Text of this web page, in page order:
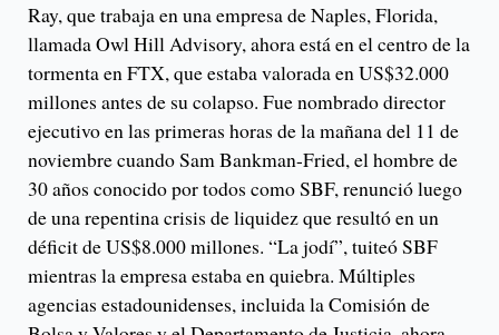
Ray, que trabaja en una empresa de Naples, Florida,
llamada Owl Hill Advisory, ahora está en el centro de la
tormenta en FTX, que estaba valorada en US$32.000
millones antes de su colapso. Fue nombrado director
ejecutivo en las primeras horas de la mañana del 11 de
noviembre cuando Sam Bankman-Fried, el hombre de
30 años conocido por todos como SBF, renunció luego
de una repentina crisis de liquidez que resultó en un
déficit de US$8.000 millones. “La jodí”, tuiteó SBF
mientras la empresa estaba en quiebra. Múltiples
agencias estadounidenses, incluida la Comisión de